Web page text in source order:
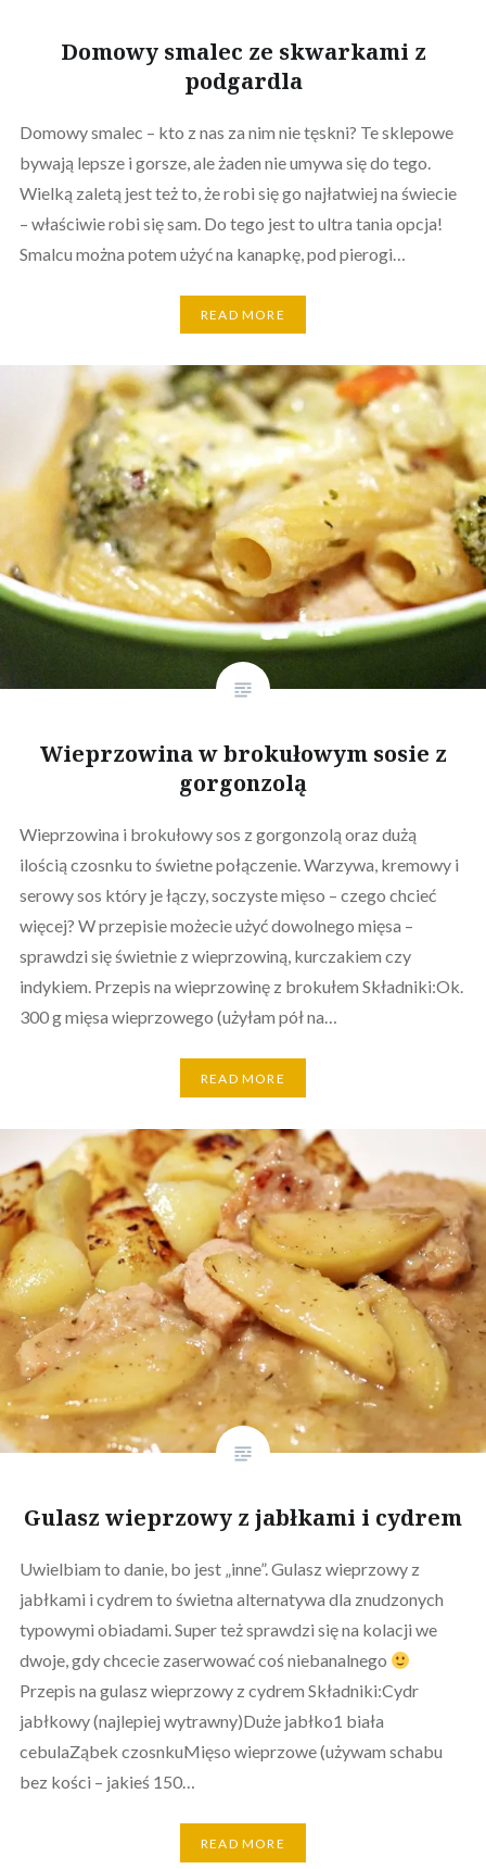
Domowy smalec ze skwarkami z
podgardla
Domowy smalec – kto z nas za nim nie tęskni? Te sklepowe
bywają lepsze i gorsze, ale żaden nie umywa się do tego.
Wielką zaletą jest też to, że robi się go najłatwiej na świecie
– właściwie robi się sam. Do tego jest to ultra tania opcja!
Smalcu można potem użyć na kanapkę, pod pierogi…
READ MORE
Wieprzowina w brokułowym sosie z
gorgonzolą
Wieprzowina i brokułowy sos z gorgonzolą oraz dużą
ilością czosnku to świetne połączenie. Warzywa, kremowy i
serowy sos który je łączy, soczyste mięso – czego chcieć
więcej? W przepisie możecie użyć dowolnego mięsa –
sprawdzi się świetnie z wieprzowiną, kurczakiem czy
indykiem. Przepis na wieprzowinę z brokułem Składniki:Ok.
300 g mięsa wieprzowego (użyłam pół na…
READ MORE
Gulasz wieprzowy z jabłkami i cydrem
Uwielbiam to danie, bo jest „inne”. Gulasz wieprzowy z
jabłkami i cydrem to świetna alternatywa dla znudzonych
typowymi obiadami. Super też sprawdzi się na kolacji we
dwoje, gdy chcecie zaserwować coś niebanalnego
Przepis na gulasz wieprzowy z cydrem Składniki:Cydr
jabłkowy (najlepiej wytrawny)Duże jabłko1 biała
cebulaZąbek czosnkuMięso wieprzowe (używam schabu
bez kości – jakieś 150…
READ MORE